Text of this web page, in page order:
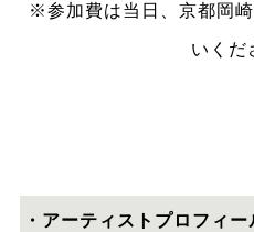
※参加費は当日、京都岡
いくだ
・アーティストプロフィー